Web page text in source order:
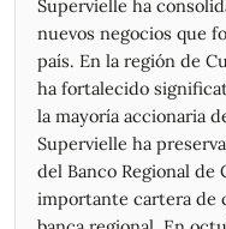
27/05/2026
26/05/2026
2.389,00
22/05/2026
2.445,00
21/05/2026
2.270,00
20/05/2026
19/05/2026
2.330,00
18/05/2026
2.240,00
15/05/2026
2.320,00
Supervielle ha
nuevos negocios que
país. En la región de
ha fortalecido
la mayoría accionaria
Supervielle ha
del Banco Regional
importante cartera de